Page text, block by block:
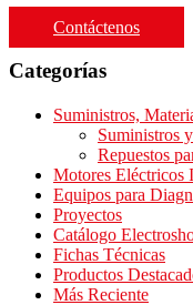
Contáctenos
Categorías
Suministros,
Suministros
Repuestos
Motores Eléctricos
Equipos para
Proyectos
Catálogo
Fichas Técnicas
Productos
Más Reciente